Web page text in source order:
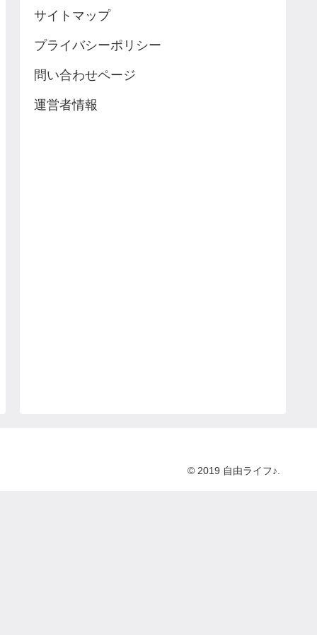
サイトマップ
プライバシーポリシー
問い合わせページ
運営者情報
© 2019 自由ライフ♪.